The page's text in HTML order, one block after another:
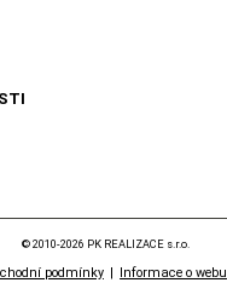
© 2010-2026 PK REALIZACE s.r.o.
podmínky | Informace o webu